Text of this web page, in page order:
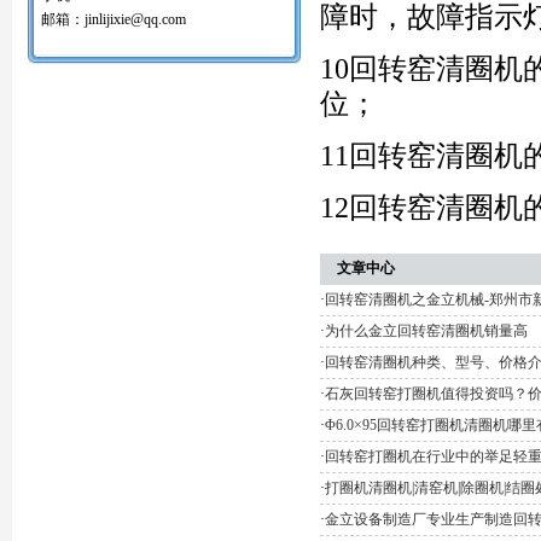
红土镍矿回转窑打圈机
铝矾土回转窑清圈机
邮箱：jinlijixie@qq.com
障时，故障指示
10回转窑清圈机
位；
11回转窑清圈机
12回转窑清圈机
文章中心
· 回转窑清圈机之金立机械-郑州市
·为什么金立回转窑清圈机销量高
· 回转窑清圈机种类、型号、价格
·石灰回转窑打圈机值得投资吗？
·Φ6.0×95回转窑打圈机清圈机哪里
· 回转窑打圈机在行业中的举足轻
·打圈机清圈机|清窑机|除圈机|结
·金立设备制造厂专业生产制造回